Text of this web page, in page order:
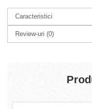
Caracteristici
Review-uri (0)